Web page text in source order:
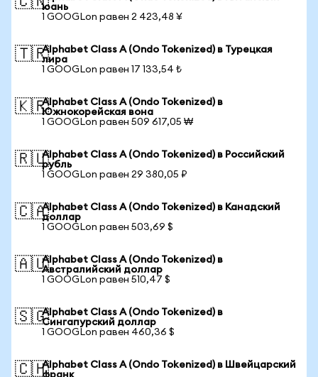
юань
1 GOOGLon равен 2 423,48 ¥
🇹🇷Alphabet Class A (Ondo Tokenized) в Турецкая
лира
1 GOOGLon равен 17 133,54 ₺
🇰🇷Alphabet Class A (Ondo Tokenized) в
Южнокорейская вона
1 GOOGLon равен 509 617,05 ₩
🇷🇺Alphabet Class A (Ondo Tokenized) в Российский
рубль
1 GOOGLon равен 29 380,05 ₽
🇨🇦Alphabet Class A (Ondo Tokenized) в Канадский
доллар
1 GOOGLon равен 503,69 $
🇦🇺Alphabet Class A (Ondo Tokenized) в
Австралийский доллар
1 GOOGLon равен 510,47 $
🇸🇬Alphabet Class A (Ondo Tokenized) в
Сингапурский доллар
1 GOOGLon равен 460,36 $
🇨🇭Alphabet Class A (Ondo Tokenized) в Швейцарский
франк